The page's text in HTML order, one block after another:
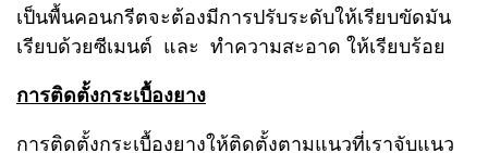
เป็นพื้นคอนกรีตจะต้องมีการปรับระดับให้เรียบขัดมัน
เรียบด้วยซีเมนต์ และ ทำความสะอาด ให้เรียบร้อย
การติดตั้งกระเบื้องยาง
การติดตั้งกระเบื้องยางให้ติดตั้งตามแนวที่เราจับแนว